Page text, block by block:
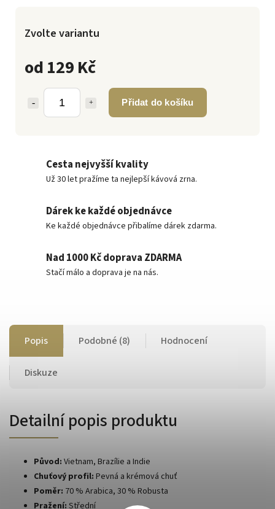
od 129 Kč
Přidat do košíku
Zvolte variantu
Cesta nejvyšší kvality
Už 30 let pražíme ta nejlepší kávová zrna.
Dárek ke každé objednávce
Ke každé objednávce přibalíme dárek zdarma.
Nad 1000 Kč doprava ZDARMA
Stačí málo a doprava je na nás.
Popis Podobné (8) Hodnocení
Diskuze
Detailní popis produktu
Původ: Vietnam, Brazílie a Indie
Chuťový profil: Pevná a krémová chuť
Poměr: 70 % Arabica, 30 % Robusta
Pražení: Střední